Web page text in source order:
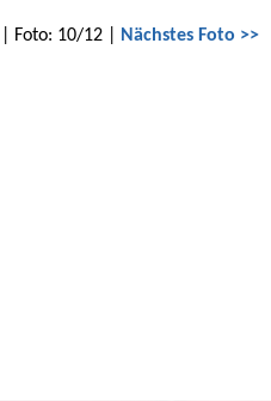
| Foto: 10/12 | Nächstes Foto >>